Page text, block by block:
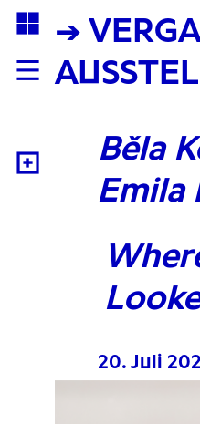
→
Běla
Emila
20. Juli